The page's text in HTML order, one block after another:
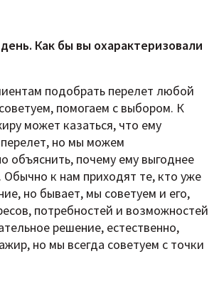
Как бы вы охарактеризовали
подобрать перелет любой
помогаем с выбором. К
может казаться, что ему
но мы можем
объяснить, почему ему выгоднее
Обычно к нам приходят те, кто уже
но бывает, мы советуем и его,
потребностей и возможностей
решение, естественно,
но мы всегда советуем с точки